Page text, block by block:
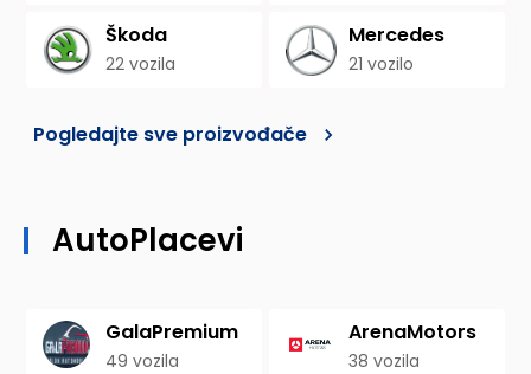
Škoda
22 vozila
Mercedes
21 vozilo
Pogledajte sve proizvođače
AutoPlacevi
GalaPremium
49 vozila
ArenaMotors
38 vozila